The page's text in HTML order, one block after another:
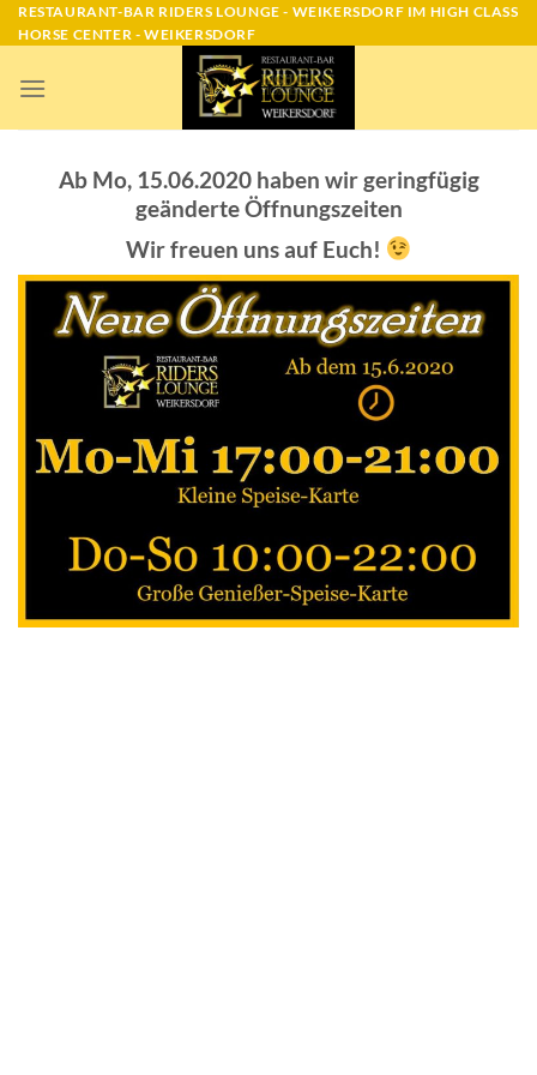
Skip
to
RESTAURANT-BAR RIDERS LOUNGE - WEIKERSDORF IM HIGH CLASS
HORSE CENTER - WEIKERSDORF
Ab Mo, 15.06.2020 haben wir geringfügig
geänderte Öffnungszeiten
Wir freuen uns auf Euch!